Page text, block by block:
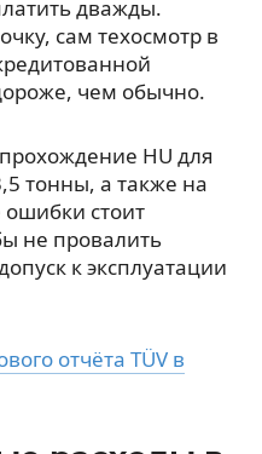
дважды.
сам техосмотр в
чем обычно.
HU для
тонны, а также на
стоит
не провалить
к эксплуатации
отчёта TÜV в